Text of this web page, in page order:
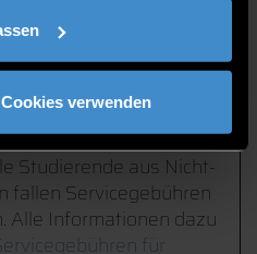
verwenden
/ mobile Robotik
Studierende aus Nicht-
fallen Servicegebühren
Alle Informationen dazu
für